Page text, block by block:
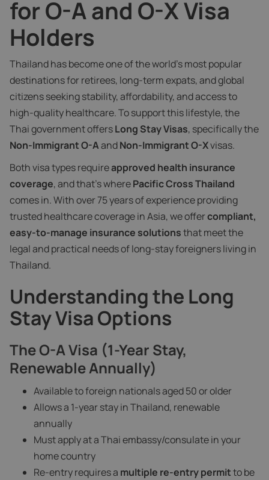
for O-A and O-X Visa
Holders
Thailand has become one of the world’s most popular
destinations for retirees, long-term expats, and global
citizens seeking stability, affordability, and access to
high-quality healthcare. To support this lifestyle, the
Thai government offersLong Stay Visas, specifically the
Non-Immigrant O-AandNon-Immigrant O-Xvisas.
Both visa types requireapproved health insurance
coverage, and that’s wherePacific Cross Thailand
comes in. With over 75 years of experience providing
trusted healthcare coverage in Asia, we offercompliant,
easy-to-manage insurance solutionsthat meet the
legal and practical needs of long-stay foreigners living in
Thailand.
Understanding the Long
Stay Visa Options
The O-A Visa (1-Year Stay,
Renewable Annually)
Available to foreign nationals aged 50 or older
Allows a 1-year stay in Thailand, renewable
annually
Must apply at a Thai embassy/consulate in your
home country
Re-entry requires a multiple re-entry permitto be